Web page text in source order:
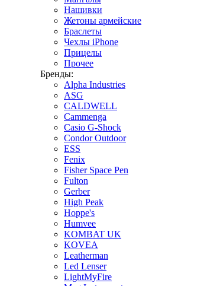
Нашивки
Жетоны армейские
Браслеты
Чехлы iPhone
Прицелы
Прочее
Бренды:
Alpha Industries
ASG
CALDWELL
Cammenga
Casio G-Shock
Condor Outdoor
ESS
Fenix
Fisher Space Pen
Fulton
Gerber
High Peak
Hoppe's
Humvee
KOMBAT UK
KOVEA
Leatherman
Led Lenser
LightMyFire